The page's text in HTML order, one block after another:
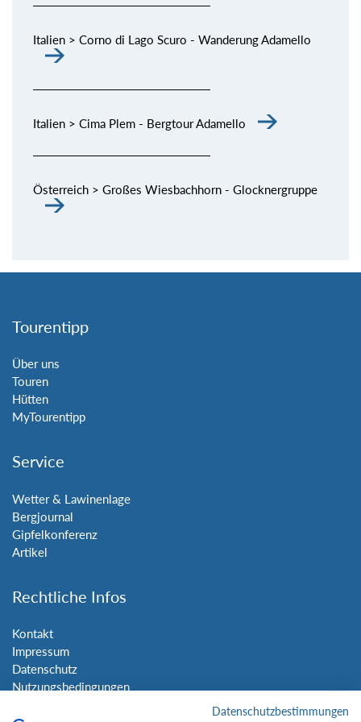
Italien > Corno di Lago Scuro - Wanderung Adamello
Italien > Cima Plem - Bergtour Adamello
Österreich > Großes Wiesbachhorn - Glocknergruppe
Tourentipp
Über uns
Touren
Hütten
MyTourentipp
Service
Wetter & Lawinenlage
Bergjournal
Gipfelkonferenz
Artikel
Rechtliche Infos
Kontakt
Impressum
Datenschutz
Nutzungsbedingungen
Datenschutzbestimmungen